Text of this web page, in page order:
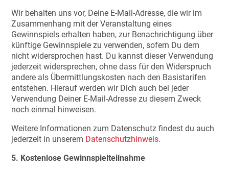
Wir behalten uns vor, Deine E-Mail-Adresse, die wir im
Zusammenhang mit der Veranstaltung eines
Gewinnspiels erhalten haben, zur Benachrichtigung über
künftige Gewinnspiele zu verwenden, sofern Du dem
nicht widersprochen hast. Du kannst dieser Verwendung
jederzeit widersprechen, ohne dass für den Widerspruch
andere als Übermittlungskosten nach den Basistarifen
entstehen. Hierauf werden wir Dich auch bei jeder
Verwendung Deiner E-Mail-Adresse zu diesem Zweck
noch einmal hinweisen.
Weitere Informationen zum Datenschutz findest du auch
jederzeit in unserem Datenschutzhinweis.
5. Kostenlose Gewinnspielteilnahme